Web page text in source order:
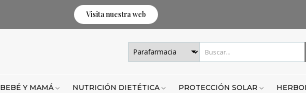
Visita nuestra web
BEBÉ Y MAMÁ NUTRICIÓN DIETÉTICA PROTECCIÓN SOLAR